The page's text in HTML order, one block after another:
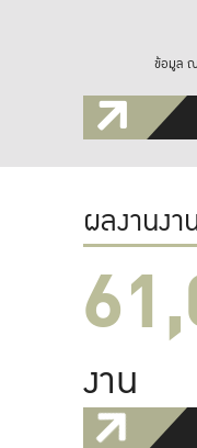
ข้อมูล
ผลงานง
งาน